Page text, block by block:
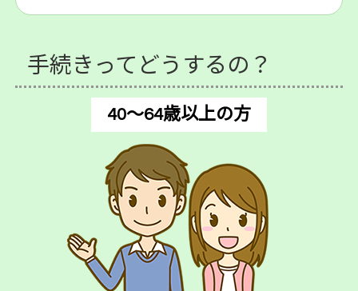
手続きってどうするの？
40～64歳以上の方